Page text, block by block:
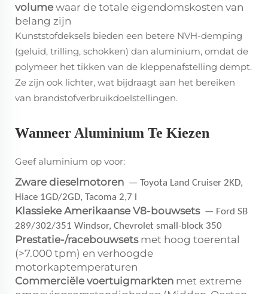
volume waar de totale eigendomskosten van
belang zijn
Kunststofdeksels bieden een betere NVH-demping
(geluid, trilling, schokken) dan aluminium, omdat de
polymeer het tikken van de kleppenafstelling dempt.
Ze zijn ook lichter, wat bijdraagt aan het bereiken
van brandstofverbruikdoelstellingen.
Wanneer Aluminium Te Kiezen
Geef aluminium op voor:
Zware dieselmotoren — Toyota Land Cruiser 2KD,
Hiace 1GD/2GD, Tacoma 2,7 l
Klassieke Amerikaanse V8-bouwsets — Ford SB
289/302/351 Windsor, Chevrolet small-block 350
Prestatie-/racebouwsets met hoog toerental
(>7.000 tpm) en verhoogde
motorkaptemperaturen
Commerciële voertuigmarkten met extreme